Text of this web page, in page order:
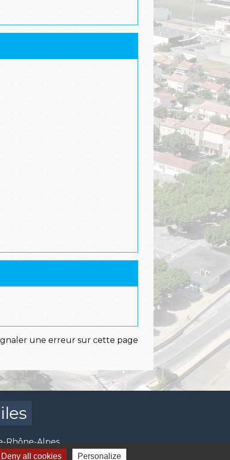
une erreur sur cette page
Rhône-Alpes
de l'Ardèche
all cookies Personalize